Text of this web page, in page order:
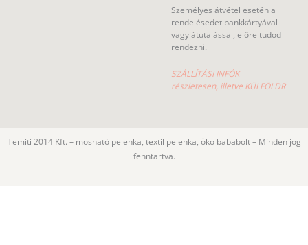
Személyes átvétel esetén a
rendelésedet bankkártyával
vagy átutalással, előre tudod
rendezni.
SZÁLLÍTÁSI INFÓK
részletesen, illetve KÜLFÖLDR
Temiti 2014 Kft. – mosható pelenka, textil pelenka, öko bababolt – Minden jog
fenntartva.